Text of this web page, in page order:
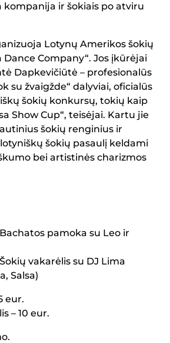
kompanija ir šokiais po atviru
Lotynų Amerikos šokių
Dance Company“. Jos įkūrėjai
Dapkevičiūtė – profesionalūs
su žvaigžde“ dalyviai, oficialūs
šokių konkursų, tokių kaip
Show Cup“, teisėjai. Kartu jie
šokių renginius ir
šokių pasaulį keldami
bei artistinės charizmos
pamoka su Leo ir
vakarėlis su DJ Lima
Salsa)
eur.
– 10 eur.